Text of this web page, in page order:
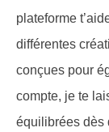
plateforme
différentes
conçues pour
compte, je te
équilibrées dès